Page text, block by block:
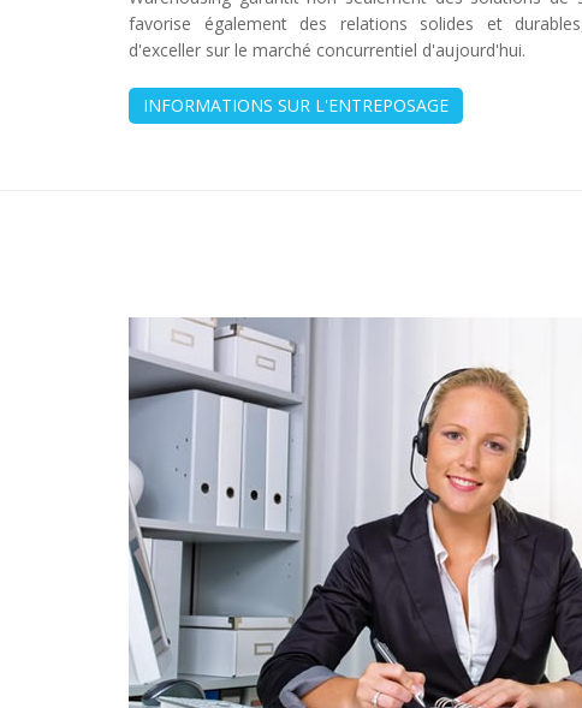
favorise également des relations solides et
d'exceller sur le marché concurrentiel d'aujourd'hui.
INFORMATIONS SUR L'ENTREPOSAGE